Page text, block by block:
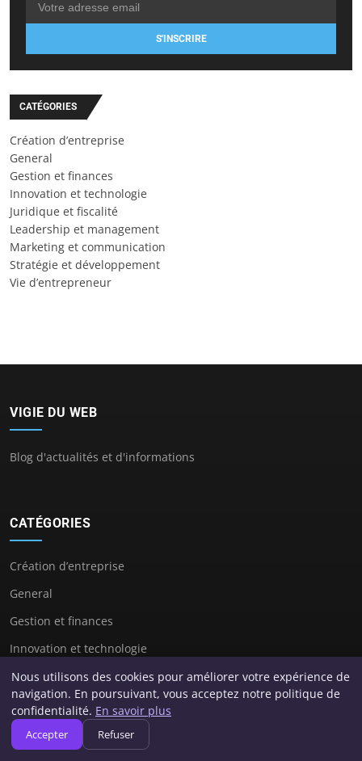
S'INSCRIRE
CATÉGORIES
Création d’entreprise
General
Gestion et finances
Innovation et technologie
Juridique et fiscalité
Leadership et management
Marketing et communication
Stratégie et développement
Vie d’entrepreneur
VIGIE DU WEB
Blog d'actualités et d'informations
CATÉGORIES
Création d’entreprise
General
Gestion et finances
Innovation et technologie
Juridique et fiscalité
Leadership et management
Marketing et communication
Nous utilisons des cookies pour améliorer votre expérience de
navigation. En poursuivant, vous acceptez notre politique de
confidentialité. En savoir plus
Accepter Refuser